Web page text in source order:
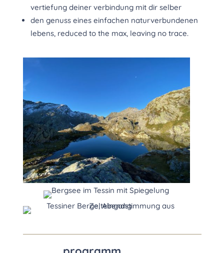
vertiefung deiner verbindung mit dir selber
den genuss eines einfachen naturverbundenen
lebens, reduced to the max, leaving no trace.